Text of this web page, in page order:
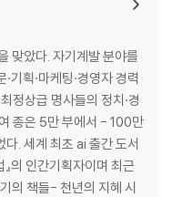
맞았다. 자기계발 분야를
기획·마케팅·경영자 경력
정상급 명사들의 정치·경
종은 5만 부에서 - 100만
. 세계 최초 ai 출간 도서
의 인간기획자이며 최근
의 책들- 천년의 지혜 시